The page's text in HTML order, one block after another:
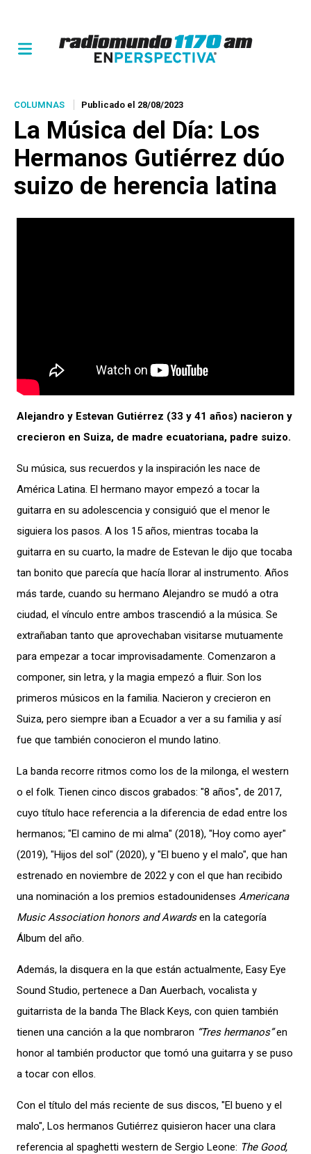
COLUMNAS Publicado el 28/08/2023
La Música del Día: Los
Hermanos Gutiérrez dúo
suizo de herencia latina
Alejandro y Estevan Gutiérrez (33 y 41 años) nacieron y
crecieron en Suiza, de madre ecuatoriana, padre suizo.
Su música, sus recuerdos y la inspiración les nace de
América Latina. El hermano mayor empezó a tocar la
guitarra en su adolescencia y consiguió que el menor le
siguiera los pasos. A los 15 años, mientras tocaba la
guitarra en su cuarto, la madre de Estevan le dijo que tocaba
tan bonito que parecía que hacía llorar al instrumento. Años
más tarde, cuando su hermano Alejandro se mudó a otra
ciudad, el vínculo entre ambos trascendió a la música. Se
extrañaban tanto que aprovechaban visitarse mutuamente
para empezar a tocar improvisadamente. Comenzaron a
componer, sin letra, y la magia empezó a fluir. Son los
primeros músicos en la familia. Nacieron y crecieron en
Suiza, pero siempre iban a Ecuador a ver a su familia y así
fue que también conocieron el mundo latino.
La banda recorre ritmos como los de la milonga, el western
o el folk. Tienen cinco discos grabados: "8 años", de 2017,
cuyo título hace referencia a la diferencia de edad entre los
hermanos; "El camino de mi alma" (2018), "Hoy como ayer"
(2019), "Hijos del sol" (2020), y "El bueno y el malo", que han
estrenado en noviembre de 2022 y con el que han recibido
una nominación a los premios estadounidenses Americana
Music Association honors and Awardsen la categoría
Álbum del año.
Además, la disquera en la que están actualmente, Easy Eye
Sound Studio, pertenece a Dan Auerbach, vocalista y
guitarrista de la banda The Black Keys, con quien también
tienen una canción a la que nombraron “Tres hermanos”en
honor al también productor que tomó una guitarra y se puso
a tocar con ellos.
Con el título del más reciente de sus discos, "El bueno y el
malo", Los hermanos Gutiérrez quisieron hacer una clara
referencia al spaghetti western de Sergio Leone: The Good,